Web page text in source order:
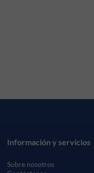
Información y servicios
Sobre nosotros